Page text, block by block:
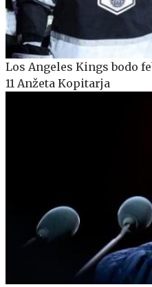
Los Angeles Kings bodo
11 Anžeta Kopitarja